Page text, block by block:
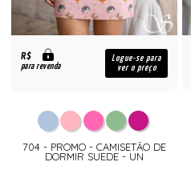
R$
para revenda
Logue-se para
ver o preço
704 - PROMO - CAMISETÃO DE
DORMIR SUEDE - UN